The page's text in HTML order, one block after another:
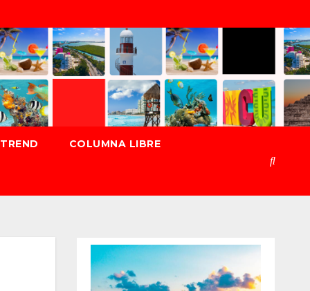
TREND COLUMNA LIBRE